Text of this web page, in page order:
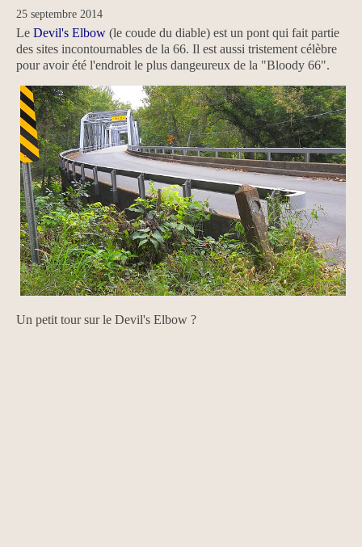
25 septembre 2014
Le Devil's Elbow (le coude du diable) est un pont qui fait partie
des sites incontournables de la 66. Il est aussi tristement célèbre
pour avoir été l'endroit le plus dangeureux de la "Bloody 66".
Un petit tour sur le Devil's Elbow ?